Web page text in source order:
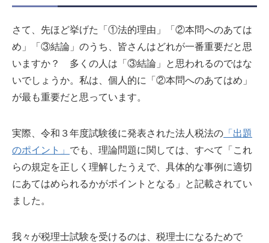
さて、先ほど挙げた「①法的理由」「②本問へのあては
め」「③結論」のうち、皆さんはどれが一番重要だと思
いますか？ 多くの人は「③結論」と思われるのではな
いでしょうか。私は、個人的に「②本問へのあてはめ」
が最も重要だと思っています。
実際、令和３年度試験後に発表された法人税法の 「出題
のポイント」 でも、理論問題に関しては、すべて「これ
らの規定を正しく理解したうえで、具体的な事例に適切
にあてはめられるかがポイントとなる」と記載されてい
ました。
我々が税理士試験を受けるのは、税理士になるためで